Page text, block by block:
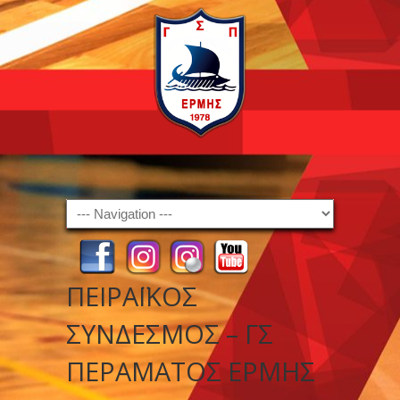
Navigation
ΠΕΙΡΑΪΚΟΣ
ΣΥΝΔΕΣΜΟΣ – ΓΣ
ΠΕΡΑΜΑΤΟΣ ΕΡΜΗΣ